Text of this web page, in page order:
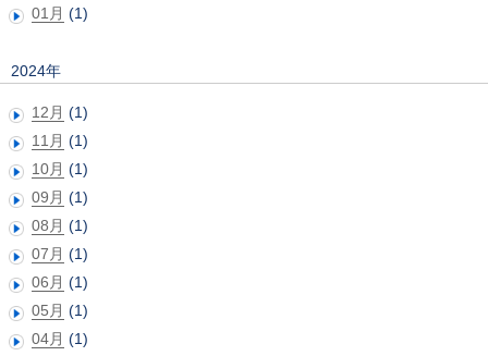
01月 (1)
2024年
12月 (1)
11月 (1)
10月 (1)
09月 (1)
08月 (1)
07月 (1)
06月 (1)
05月 (1)
04月 (1)